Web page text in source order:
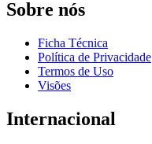
Sobre nós
Ficha Técnica
Política de Privacidade
Termos de Uso
Visões
Internacional